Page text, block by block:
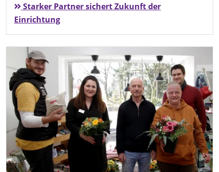
Starker Partner sichert Zukunft der
Einrichtung